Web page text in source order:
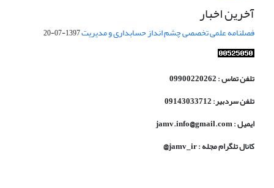
آخرین اخبار
فصلنامه علمی تخصصی چشم انداز حسابداری و مدیریت1397-07-20
تلفن تماس : 09900220262
تلفن سردبیر: 09143033712
ایمیل : jamv.info@gmail.com
کانال تلگرام مجله : jamv_ir@